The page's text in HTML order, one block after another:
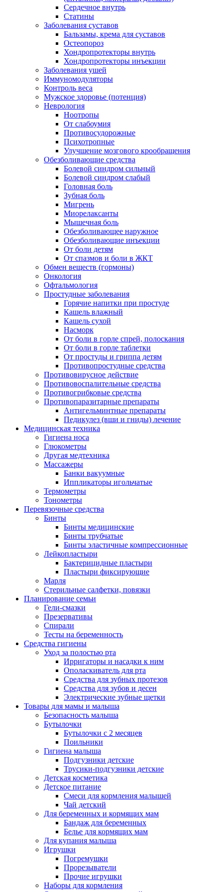
Сердечное внутрь
Статины
Заболевания суставов
Бальзамы, крема для суставов
Остеопороз
Хондропротекторы внутрь
Хондропротекторы инъекции
Заболевания ушей
Иммуномодуляторы
Контроль веса
Мужское здоровье (потенция)
Неврология
Ноотропы
От слабоумия
Противосудорожные
Психотропные
Улучшение мозгового крообращения
Обезболивающие средства
Болевой синдром сильный
Болевой синдром слабый
Головная боль
Зубная боль
Мигрень
Миорелаксанты
Мышечная боль
Обезболивающее наружное
Обезболивающие инъекции
От боли детям
От спазмов и боли в ЖКТ
Обмен веществ (гормоны)
Онкология
Офтальмология
Простудные заболевания
Горячие напитки при простуде
Кашель влажный
Кашель сухой
Насморк
От боли в горле спрей, полоскания
От боли в горле таблетки
От простуды и гриппа детям
Противопростудные средства
Противовирусное действие
Противовоспалительные средства
Противогрибковые средства
Противопаразитарные препараты
Антигельминтные препараты
Педикулез (вши и гниды) лечение
Медицинская техника
Гигиена носа
Глюкометры
Другая медтехника
Массажеры
Банки вакуумные
Иппликаторы игольчатые
Термометры
Тонометры
Перевязочные средства
Бинты
Бинты медицинские
Бинты трубчатые
Бинты эластичные компрессионные
Лейкопластыри
Бактерицидные пластыри
Пластыри фиксирующие
Марля
Стерильные салфетки, повязки
Планирование семьи
Гели-смазки
Презервативы
Спирали
Тесты на беременность
Средства гигиены
Уход за полостью рта
Ирригаторы и насадки к ним
Ополаскиватель для рта
Средства для зубных протезов
Средства для зубов и десен
Электрические зубные щетки
Товары для мамы и малыша
Безопасность малыша
Бутылочки
Бутылочки с 2 месяцев
Поильники
Гигиена малыша
Подгузники детские
Трусики-подгузники детские
Детская косметика
Детское питание
Смеси для кормления малышей
Чай детский
Для беременных и кормящих мам
Бандаж для беременных
Белье для кормящих мам
Для купания малыша
Игрушки
Погремушки
Прорезыватели
Прочие игрушки
Наборы для кормления